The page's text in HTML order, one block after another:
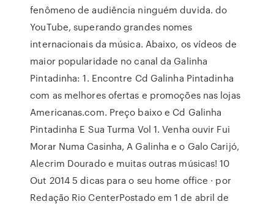
fenômeno de audiência ninguém duvida. do
YouTube, superando grandes nomes
internacionais da música. Abaixo, os vídeos de
maior popularidade no canal da Galinha
Pintadinha: 1. Encontre Cd Galinha Pintadinha
com as melhores ofertas e promoções nas lojas
Americanas.com. Preço baixo e Cd Galinha
Pintadinha E Sua Turma Vol 1. Venha ouvir Fui
Morar Numa Casinha, A Galinha e o Galo Carijó,
Alecrim Dourado e muitas outras músicas! 10
Out 2014 5 dicas para o seu home office · por
Redação Rio CenterPostado em 1 de abril de